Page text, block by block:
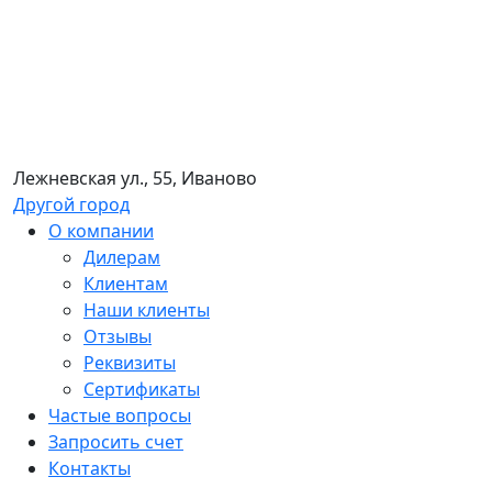
Лежневская ул., 55, Иваново
Другой город
О компании
Дилерам
Клиентам
Наши клиенты
Отзывы
Реквизиты
Сертификаты
Частые вопросы
Запросить счет
Контакты